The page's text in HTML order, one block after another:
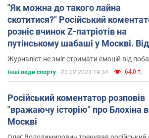
"Як можна до такого лайна
скотитися?" Російський
розніс вчинок Z-патріотів на
путінському шабаші у Москві.
Журналіст не зміг стримати емоцій від
Інші види спорту 22.02.2023 19:34 64,0 т.
Російський коментатор розповів
"вражаючу історію" про Блохіна в
Москві